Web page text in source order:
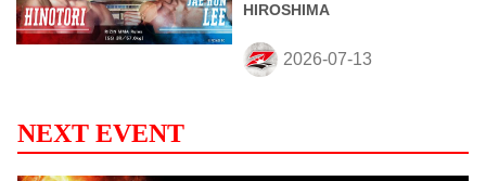
HIROSHIMA
NEXT EVENT